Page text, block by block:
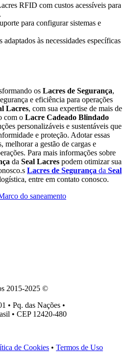
RFID com custos acessíveis para
para configurar sistemas e
adaptados às necessidades específicas
os Lacres de Segurança,
e eficiência para operações
Lacres, com sua expertise de mais de
com o Lacre Cadeado Blindado
personalizáveis e sustentáveis que
e proteção. Adotar essas
melhorar a gestão de cargas e
Para mais informações sobre
da Seal Lacres podem otimizar sua
Lacres de Segurança da Seal
entre em contato conosco.
2015-2025 ©
• Pq. das Nações •
• CEP 12420-480
de Cookies • Termos de Uso